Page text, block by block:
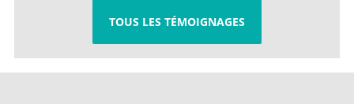
TOUS LES TÉMOIGNAGES